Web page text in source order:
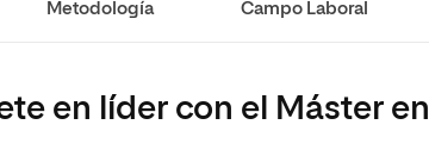
Metodología Campo Laboral
en líder con el Máster